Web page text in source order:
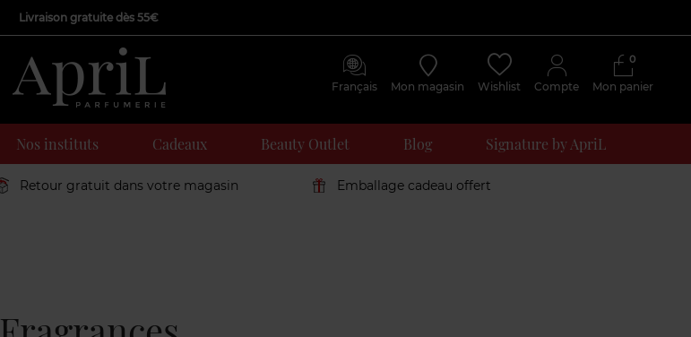
Livraison gratuite dès 55€
Français Mon magasin Wishlist Compte Mon panier
0
Nos instituts Cadeaux Beauty Outlet Blog Signature by ApriL
Retour gratuit dans votre magasin Emballage cadeau offert